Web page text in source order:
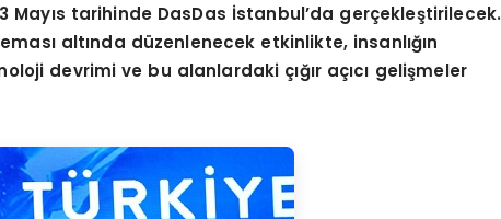
Mayıs tarihinde DasDas İstanbul’da gerçekleştirilecek.
ı altında düzenlenecek etkinlikte, insanlığın
devrimi ve bu alanlardaki çığır açıcı gelişmeler